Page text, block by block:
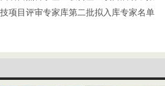
项目评审专家库第二批拟入库专家名单